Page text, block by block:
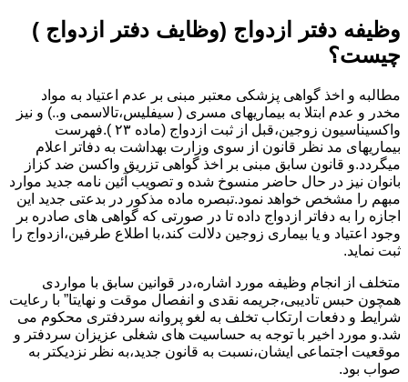
وظیفه دفتر ازدواج (وظایف دفتر ازدواج )
چیست؟
مطالبه و اخذ گواهی پزشکی معتبر مبنی بر عدم اعتیاد به مواد
مخدر و عدم ابتلا به بیماریهای مسری ( سیفلیس،تالاسمی و..) و نیز
واکسیناسیون زوجین،قبل از ثبت ازدواج (ماده ۲۳ ).فهرست
بیماریهای مد نظر قانون از سوی وزارت بهداشت به دفاتر اعلام
میگردد.و قانون سابق مبنی بر اخذ گواهی تزریق واکسن ضد کزاز
بانوان نیز در حال حاضر منسوخ شده و تصویب آئین نامه جدید موارد
مبهم را مشخص خواهد نمود.تبصره ماده مذکور در بدعتی جدید این
اجازه را به دفاتر ازدواج داده تا در صورتی که گواهی های صادره بر
وجود اعتیاد و یا بیماری زوجین دلالت کند،با اطلاع طرفین،ازدواج را
ثبت نماید.
متخلف از انجام وظیفه مورد اشاره،در قوانین سابق با مواردی
همچون حبس تادیبی،جریمه نقدی و انفصال موقت و نهایتا” با رعایت
شرایط و دفعات ارتکاب تخلف به لغو پروانه سردفتری محکوم می
شد.و مورد اخیر با توجه به حساسیت های شغلی عزیزان سردفتر و
موقعیت اجتماعی ایشان،نسبت به قانون جدید،به نظر نزدیکتر به
صواب بود.